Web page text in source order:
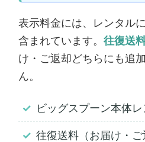
表示料金には、レンタル
含まれています。 往復送
け・ご返却どちらにも追
ん。
ビッグスプーン本体
往復送料（お届け・ご